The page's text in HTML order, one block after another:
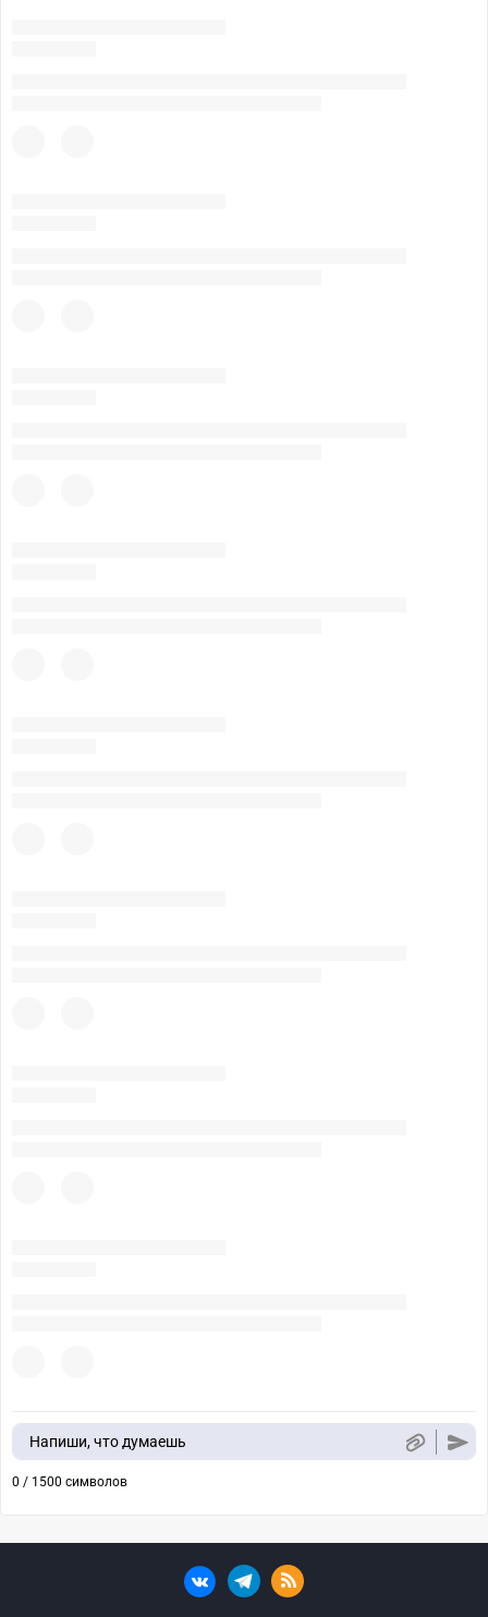
Напиши, что думаешь
0 / 1500 символов